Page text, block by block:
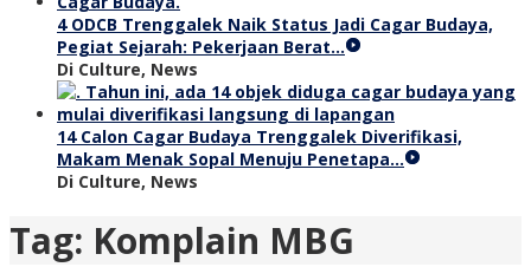
4 ODCB Trenggalek Naik Status Jadi Cagar Budaya,
Pegiat Sejarah: Pekerjaan Berat…
Di Culture, News
14 Calon Cagar Budaya Trenggalek Diverifikasi,
Makam Menak Sopal Menuju Penetapa…
Di Culture, News
Tag: Komplain MBG